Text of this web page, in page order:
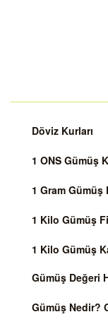
Döviz Kurları
1 ONS Gümüş
1 Gram Gümüş
1 Kilo Gümüş
1 Kilo Gümüş
Gümüş Değeri
Gümüş Nedir?